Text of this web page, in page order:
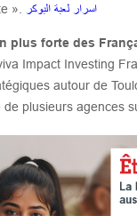
».
اسرار لعبة البوكر
plus forte des
Impact Investing
autour de
plusieurs agences